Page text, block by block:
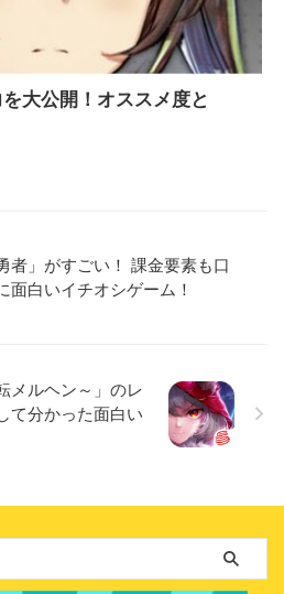
大公開！オススメ度と
者」がすごい！ 課金要素も口
面白いイチオシゲーム！
メルヘン～」のレ
て分かった面白い